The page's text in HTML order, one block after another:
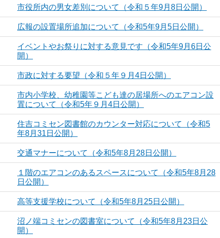
市役所内の男女差別について（令和５年9月8日公開）
広報の設置場所追加について（令和5年9月5日公開）
イベントやお祭りに対する意見です（令和5年9月6日公
開）
市政に対する要望（令和５年９月4日公開）
市内小学校、幼稚園等こども達の居場所へのエアコン設
置について（令和5年９月4日公開）
住吉コミセン図書館のカウンター対応について（令和5
年8月31日公開）
交通マナーについて（令和5年8月28日公開）
１階のエアコンのあるスペースについて（令和5年8月28
日公開）
高等支援学校について（令和5年8月25日公開）
沼ノ端コミセンの図書室について（令和5年8月23日公
開）